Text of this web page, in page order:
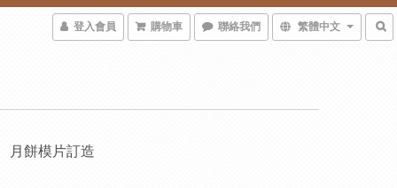
登入會員 購物車 聯絡我們 繁體中文
月餅模片訂造